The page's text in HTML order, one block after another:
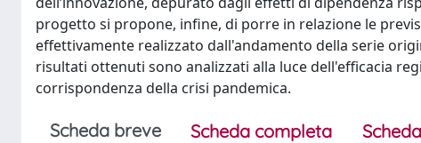
progetto si propone, infine, di porre in relazione le
effettivamente realizzato dall'andamento della serie
risultati ottenuti sono analizzati alla luce dell'efficacia
corrispondenza della crisi pandemica.
Scheda breve Scheda completa